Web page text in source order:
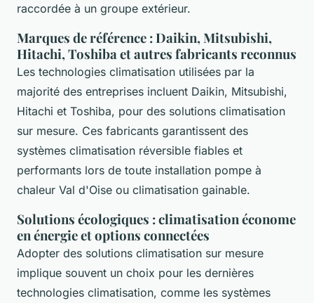
raccordée à un groupe extérieur.
Marques de référence : Daikin, Mitsubishi,
Hitachi, Toshiba et autres fabricants reconnus
Les technologies climatisation utilisées par la
majorité des entreprises incluent Daikin, Mitsubishi,
Hitachi et Toshiba, pour des solutions climatisation
sur mesure. Ces fabricants garantissent des
systèmes climatisation réversible fiables et
performants lors de toute installation pompe à
chaleur Val d'Oise ou climatisation gainable.
Solutions écologiques : climatisation économe
en énergie et options connectées
Adopter des solutions climatisation sur mesure
implique souvent un choix pour les dernières
technologies climatisation, comme les systèmes